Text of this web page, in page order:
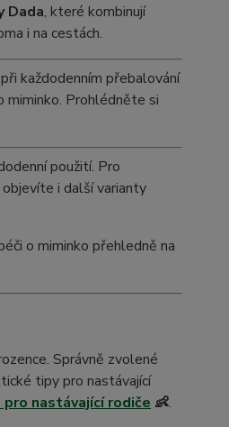
Dada, které kombinují
i na cestách.
každodenním přebalování
miminko. Prohlédněte si
použití. Pro
objevíte i další varianty
o miminko přehledně na
Správně zvolené
tipy pro nastávající
nastávající rodiče 👶.